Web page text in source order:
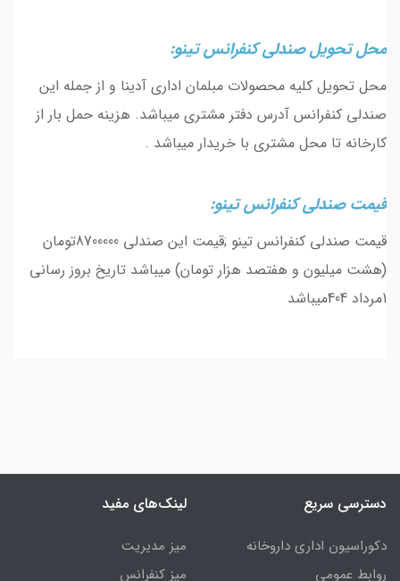
محل تحویل صندلی کنفرانس تینو:
محل تحویل کلیه محصولات مبلمان اداری آدینا و از جمله این
صندلی کنفرانس آدرس دفتر مشتری میباشد. هزینه حمل بار از
کارخانه تا محل مشتری با خریدار میباشد .
قیمت صندلی کنفرانس تینو:
قیمت صندلی کنفرانس تینو ;قیمت این صندلی 8700000تومان
(هشت میلیون و هفتصد هزار تومان) میباشد تاریخ بروز رسانی
1مرداد 404میباشد
دسترسی سریع
دکوراسیون اداری داروخانه
روابط عمومی
لینک‌های مفید
میز مدیریت
میز کنفرانس